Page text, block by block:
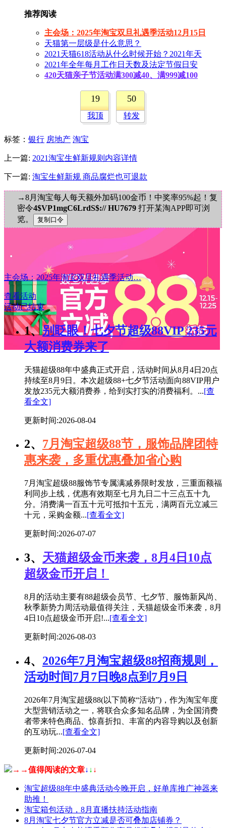
推荐阅读
主会场：2025年淘宝双旦礼遇季活动12月15日
天猫第一层级是什么意思？
2021天猫618活动从什么时候开始？2021年天
2021年全年每月工作日天数及法定节假日安
420天猫亲子节活动满300减40、满999减100
19
我顶
50
转发
标签 ： 银行 房地产 淘宝
上一篇: 2021淘宝生鲜新规则内容详情
下一篇: 淘宝生鲜新规 商品腐烂也可退款
→8月淘宝每人每天额外加码100金币！中奖率95%起！复
密令4$VP1mgC6LrdS$:// HU7679 打开某淘APP即可浏
览。
主会场：2025年淘宝双旦礼遇季活动…
查看活动
活动已结束
1、 别眨眼！七夕节超级88VIP 235元
大额消费券来了
天猫超级88年中盛典正式开启，活动时间从8月4日20点
持续至8月9日。本次超级88+七夕节活动面向88VIP用户
发放235元大额消费券，给到实打实的消费福利。...[查
看全文]
更新时间:2026-08-04
2、 7月淘宝超级88节，服饰品牌团特
惠来袭，多重优惠叠加省心购
7月淘宝超级88服饰节专属满减券限时发放，三重面额福
利同步上线，优惠有效期至七月九日二十三点五十九
分。消费满一百五十元可抵扣十五元，满两百元立减三
十元，采购金额...[查看全文]
更新时间:2026-07-07
3、 天猫超级金币来袭，8月4日10点
超级金币开启！
8月的活动主要有88超级会员节、七夕节、服饰新风尚、
秋季新势力周活动最值得关注，天猫超级金币来袭，8月
4日10点超级金币开启!...[查看全文]
更新时间:2026-08-03
4、 2026年7月淘宝超级88招商规则，
活动时间7月7日晚8点到7月9日
2026年7月淘宝超级88(以下简称“活动”)，作为淘宝年度
大型营销活动之一，将联合众多知名品牌，为全国消费
者带来特色商品、惊喜折扣、丰富的内容导购以及创新
的互动玩...[查看全文]
更新时间:2026-07-04
→→值得阅读的文章↓ ↓ ↓
淘宝超级88年中盛典活动今晚开启，好单库推广神器来
助推！
淘宝箱包活动，8月直播扶持活动指南
8月淘宝七夕节官方立减是否可叠加店铺券？